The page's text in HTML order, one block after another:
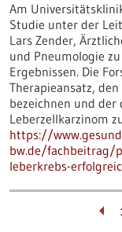
Am
Studie unter der
Lars Zender,
und Pneumologie
Ergebnissen. Die
Therapieansatz,
bezeichnen und
Leberzellkarzinom
https://
bw.de/fachbeitrag/
leberkrebs-